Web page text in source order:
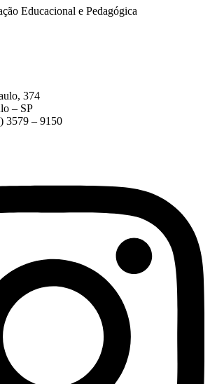
Educacional e Pedagógica
374
– SP
3579 – 9150